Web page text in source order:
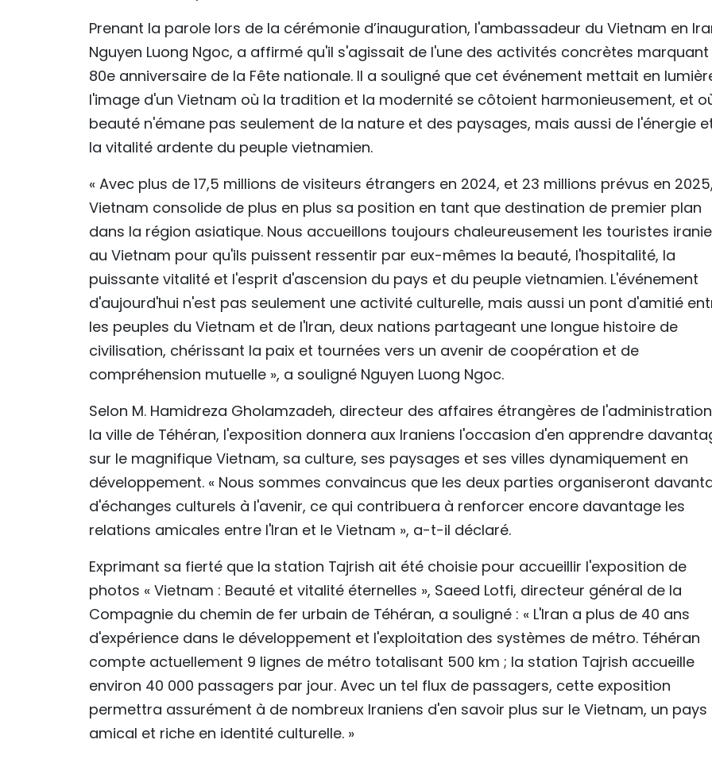
Prenant la parole lors de la cérémonie d’inauguration, l'ambassadeur du Vietnam en
Nguyen Luong Ngoc, a affirmé qu'il s'agissait de l'une des activités concrètes marquant
80e anniversaire de la Fête nationale. Il a souligné que cet événement mettait en
l'image d'un Vietnam où la tradition et la modernité se côtoient harmonieusement, et
beauté n'émane pas seulement de la nature et des paysages, mais aussi de l'énergie
la vitalité ardente du peuple vietnamien.
« Avec plus de 17,5 millions de visiteurs étrangers en 2024, et 23 millions prévus en
Vietnam consolide de plus en plus sa position en tant que destination de premier plan
dans la région asiatique. Nous accueillons toujours chaleureusement les touristes
au Vietnam pour qu'ils puissent ressentir par eux-mêmes la beauté, l'hospitalité, la
puissante vitalité et l'esprit d'ascension du pays et du peuple vietnamien. L'événement
d'aujourd'hui n'est pas seulement une activité culturelle, mais aussi un pont d'amitié
les peuples du Vietnam et de l'Iran, deux nations partageant une longue histoire de
civilisation, chérissant la paix et tournées vers un avenir de coopération et de
compréhension mutuelle », a souligné Nguyen Luong Ngoc.
Selon M. Hamidreza Gholamzadeh, directeur des affaires étrangères de
la ville de Téhéran, l'exposition donnera aux Iraniens l'occasion d'en apprendre
sur le magnifique Vietnam, sa culture, ses paysages et ses villes dynamiquement en
développement. « Nous sommes convaincus que les deux parties organiseront
d'échanges culturels à l'avenir, ce qui contribuera à renforcer encore davantage les
relations amicales entre l'Iran et le Vietnam », a-t-il déclaré.
Exprimant sa fierté que la station Tajrish ait été choisie pour accueillir l'exposition de
photos « Vietnam : Beauté et vitalité éternelles », Saeed Lotfi, directeur général de la
Compagnie du chemin de fer urbain de Téhéran, a souligné : « L'Iran a plus de 40 ans
d'expérience dans le développement et l'exploitation des systèmes de métro. Téhéran
compte actuellement 9 lignes de métro totalisant 500 km ; la station Tajrish accueille
environ 40 000 passagers par jour. Avec un tel flux de passagers, cette exposition
permettra assurément à de nombreux Iraniens d'en savoir plus sur le Vietnam, un pays
amical et riche en identité culturelle. »